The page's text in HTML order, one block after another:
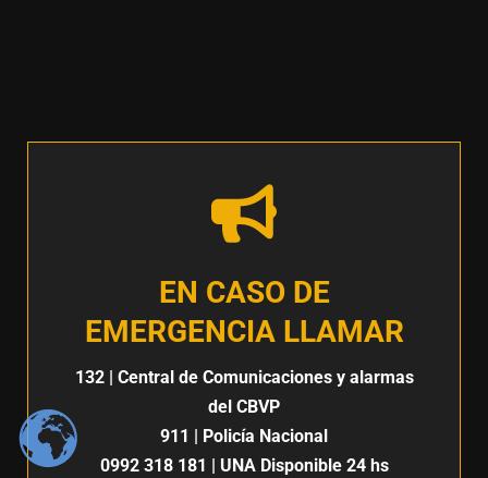
EN CASO DE
EMERGENCIA LLAMAR
132| Central de Comunicaciones y alarmas
del CBVP
911
| Policía Nacional
0992 318 181
| UNA Disponible 24 hs